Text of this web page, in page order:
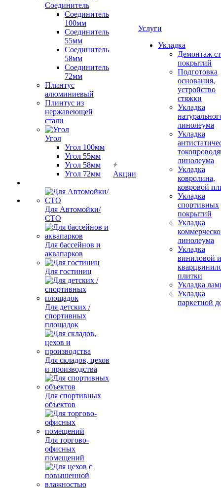
Соединитель
Соединитель
100мм
Соединитель
55мм
Соединитель
58мм
Соединитель
72мм
Плинтус
алюминиевый
Плинтус из
нержавеющей
стали
Угол
Угол 100мм
Угол 55мм
Угол 58мм
Угол 72мм
Для Автомойки/
СТО
Для бассейнов и
аквапарков
Для гостиниц
Для детских /
спортивных
площадок
Для складов, цехов
и производства
Для спортивных
объектов
Для торгово-
офисных
помещений
Акции
Услуги
Укладка
Демонтаж
покрытий
Подготовка
основания,
устройство
стяжки
Укладка
линолеума
Укладка
линолеума
Укладка
ковролина,
ковровой
Укладка
спортивных
покрытий
Укладка
линолеума
Укладка
виниловой и
плитки
Укладка
Укладка
паркетной